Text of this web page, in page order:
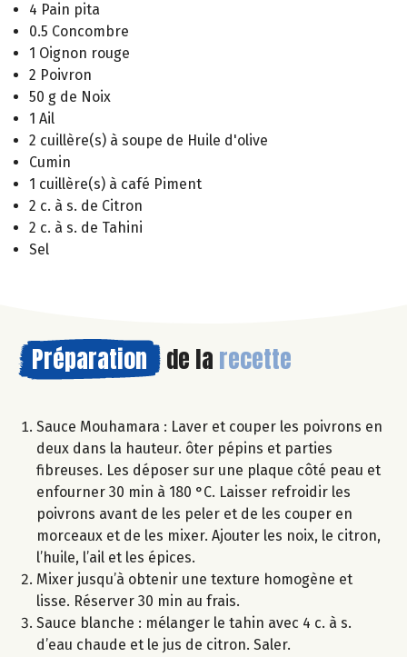
4 Pain pita
0.5 Concombre
1 Oignon rouge
2 Poivron
50 g de Noix
1 Ail
2 cuillère(s) à soupe de Huile d'olive
Cumin
1 cuillère(s) à café Piment
2 c. à s. de Citron
2 c. à s. de Tahini
Sel
Préparation de la recette
Sauce Mouhamara : Laver et couper les poivrons en
deux dans la hauteur. ôter pépins et parties
fibreuses. Les déposer sur une plaque côté peau et
enfourner 30 min à 180 °C. Laisser refroidir les
poivrons avant de les peler et de les couper en
morceaux et de les mixer. Ajouter les noix, le citron,
l’huile, l’ail et les épices.
Mixer jusqu’à obtenir une texture homogène et
lisse. Réserver 30 min au frais.
Sauce blanche : mélanger le tahin avec 4 c. à s.
d’eau chaude et le jus de citron. Saler.